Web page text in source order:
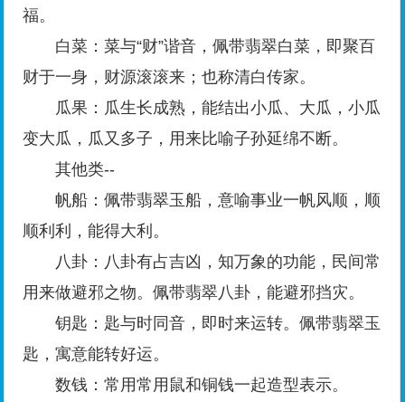
福。
白菜：菜与“财”谐音，佩带翡翠白菜，即聚百
财于一身，财源滚滚来；也称清白传家。
瓜果：瓜生长成熟，能结出小瓜、大瓜，小瓜
变大瓜，瓜又多子，用来比喻子孙延绵不断。
其他类--
帆船：佩带翡翠玉船，意喻事业一帆风顺，顺
顺利利，能得大利。
八卦：八卦有占吉凶，知万象的功能，民间常
用来做避邪之物。佩带翡翠八卦，能避邪挡灾。
钥匙：匙与时同音，即时来运转。佩带翡翠玉
匙，寓意能转好运。
数钱：常用常用鼠和铜钱一起造型表示。